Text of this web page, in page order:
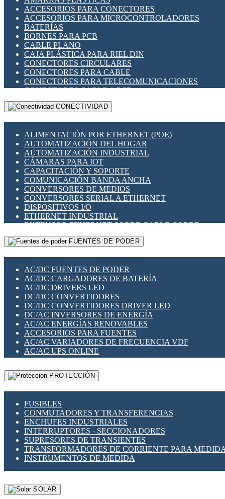
INDICADORES PARA PANEL
INTERFACES DE RELÉ
INTERRUPTORES FIN DE CARRERA
LLAVES CONMUTADORAS
MEDIDORES DE ENERGÍA Y TC'S DE CORRIENTE
MOTORES PASO A PASO
PANTALLAS HMI
PLC -CONTROLADORES LÓGICO PROGRAMABLES
PROGRAMADORES DE HORARIO
RELÉS DE PROTECCIÓN
SENSORES CAPACITIVOS
SENSORES INDUCTIVOS
TEMPORIZADORES
VARIACS
VARIADORES DE FRECUENCIA [VDF]
SECCIONADORES - INTERRUPTORES
MAQUINARIA
ACCESORIOS PARA CONECTORES
ACCESORIOS PARA MICROCONTROLADORES
BATERÍAS
BORNES PARA PCB
CABLE PLANO
CAJA PLÁSTICA PARA RIEL DIN
CONECTORES CIRCULARES
CONECTORES PARA CABLE
CONECTORES PARA TELECOMUNICACIONES
CONECTORES CABLE A PCB
CONECTORES PCB A CABLE
DIP SWITCHES
HERRAMIENTAS VARIAS
ILUMINACIÓN LED
INTERRUPTORES REED
INTERFACES DE RELÉ
OTROS RELÉS
PROTECCIÓN TÉRMICA
RELÉS AUTOMOTRICES
RELÉS DE SEÑAL
RELÉS DE ESTADO SÓLIDO SSR
RELÉS INDUSTRIALES
RELÉS MINIATURA DE POTENCIA
SENSORES MAGNÉTICOS
SWITCH Y MICROSWITCH
TARJETAS PI
UNIÓN Y DERIVACIÓN DE CABLE
CONECTIVIDAD
ALIMENTACIÓN POR ETHERNET (POE)
AUTOMATIZACIÓN DEL HOGAR
AUTOMATIZACIÓN INDUSTRIAL
CÁMARAS PARA IOT
CAPACITACIÓN Y SOPORTE
COMUNICACIÓN BANDA ANCHA
CONVERSORES DE MEDIOS
CONVERSORES SERIAL A ETHERNET
DISPOSITIVOS I/O
ETHERNET INDUSTRIAL
EXTENSOR ETHERNET SOBRE CABLE COBRE
GATEWAY LORAWAN
GESTIÓN DE REDES
PLACAS MODULARES IOT
SWITCHES Y REDES WIFI
SOLUCIONES IOT
SOLUCIONES LORAWAN
SOLUCIONES RED CELULAR
SEGURIDAD PARA REDES
SWITCHES LAN
TELEFONÍA IP (VOIP)
VIGILANCIA IP (CCTV)
MESHTASTIC
FUENTES DE PODER
AC/DC FUENTES DE PODER
AC/DC CARGADORES DE BATERÍA
AC/DC DRIVERS LED
DC/DC CONVERTIDORES
DC/DC CONVERTIDORES DRIVER LED
DC/AC INVERSORES DE ENERGÍA
AC/AC ENERGÍAS RENOVABLES
ACCESORIOS PARA FUENTES
AC/AC VARIADORES DE FRECUENCIA VDF
AC/AC UPS ONLINE
PROTECCIÓN
FUSIBLES
CONMUTADORES Y TRANSFERENCIAS
ENCHUFES INDUSTRIALES
INTERRUPTORES - SECCIONADORES
SUPRESORES DE TRANSIENTES
TRANSFORMADORES DE CORRIENTE PARA
INSTRUMENTOS DE MEDIDA
SOLAR